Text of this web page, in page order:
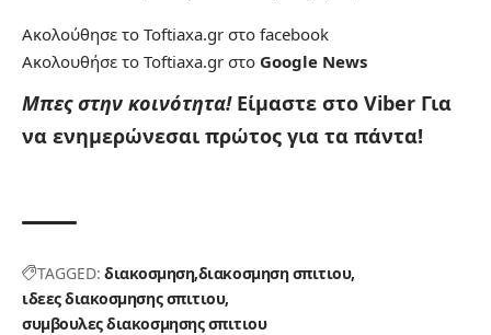
Ακολούθησε το Toftiaxa.gr στο facebook
Ακολουθήσε το Toftiaxa.gr στο Google News
Μπες στην κοινότητα! Είμαστε στο Viber Για
να ενημερώνεσαι πρώτος για τα πάντα!
TAGGED: διακοσμησηδιακοσμηση σπιτιου
ιδεες διακοσμησης σπιτιου
συμβουλες διακοσμησης σπιτιου